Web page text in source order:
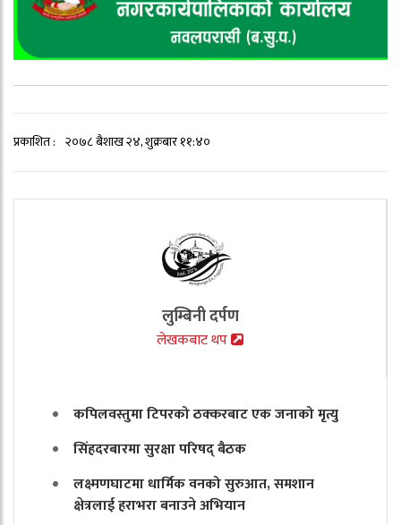
प्रकाशित : २०७८ बैशाख २४, शुक्रबार ११:४०
लुम्बिनी दर्पण
लेखकबाट थप
कपिलवस्तुमा टिपरको ठक्करबाट एक जनाको मृत्यु
सिंहदरबारमा सुरक्षा परिषद् बैठक
लक्ष्मणघाटमा धार्मिक वनको सुरुआत, समशान
क्षेत्रलाई हराभरा बनाउने अभियान